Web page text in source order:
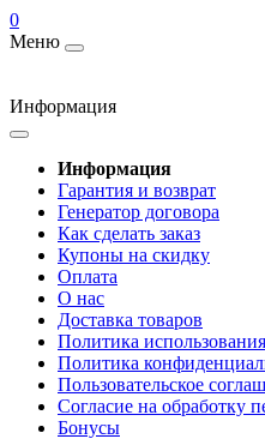
0
Меню
Информация
Информация
Гарантия и возврат
Генератор договора
Как сделать заказ
Купоны на скидку
Оплата
О нас
Доставка товаров
Политика
Политика
Пользовательское
Согласие на обработку
Бонусы